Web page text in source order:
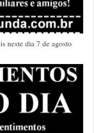
neste dia 7 de agosto